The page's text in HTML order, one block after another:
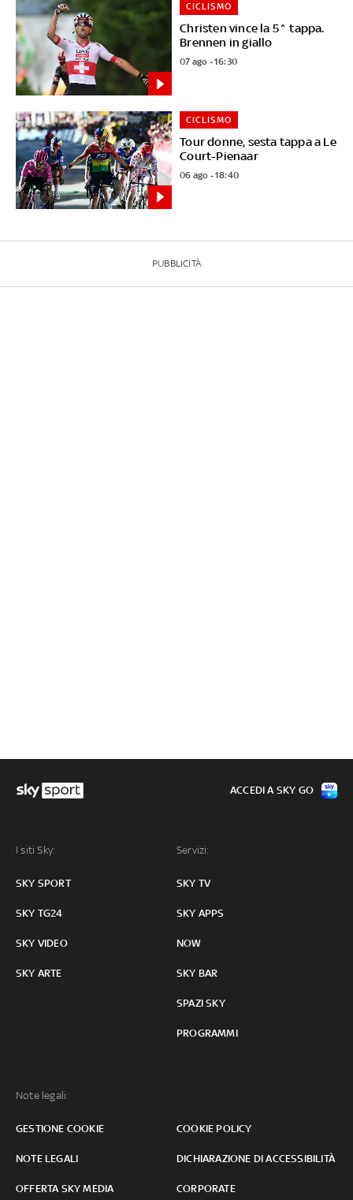
Christen vince la 5^ tappa.
Brennen in giallo
CICLISMO
07 ago - 16:30
Tour donne, sesta tappa a Le
Court-Pienaar
CICLISMO
06 ago - 18:40
PUBBLICITÀ
I siti Sky:
SKY SPORT
SKY TG24
SKY VIDEO
SKY ARTE
Servizi:
SKY TV
SKY APPS
NOW
SKY BAR
SPAZI SKY
PROGRAMMI
Note legali:
GESTIONE COOKIE COOKIE POLICY
NOTE LEGALI DICHIARAZIONE DI ACCESSIBILITÀ
OFFERTA SKY MEDIA CORPORATE
ACCEDI A SKY GO